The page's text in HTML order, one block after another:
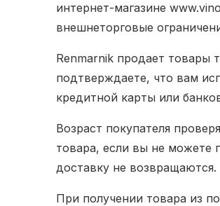
интернет-магазине
внешнеторговые
Renmarnik продает товары
подтверждаете, что вам
кредитной карты или
Возраст покупателя
товара, если вы не можете
доставку не возвращаются.
При получении товара из